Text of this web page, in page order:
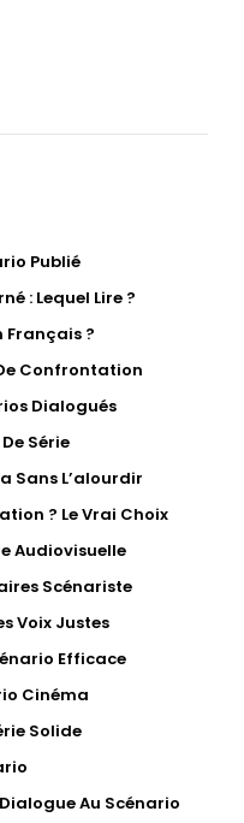
Publié
: Lequel Lire ?
Français ?
Confrontation
Dialogués
Série
Sans L’alourdir
? Le Vrai Choix
Audiovisuelle
Scénariste
Voix Justes
Efficace
Cinéma
Solide
Au Scénario